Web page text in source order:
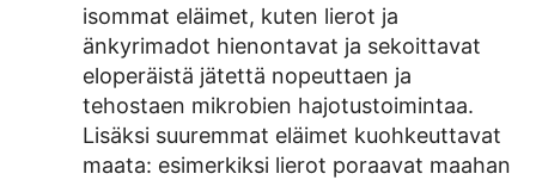
isommat eläimet, kuten lierot ja
änkyrimadot hienontavat ja sekoittavat
eloperäistä jätettä nopeuttaen ja
tehostaen mikrobien hajotustoimintaa.
Lisäksi suuremmat eläimet kuohkeuttavat
maata: esimerkiksi lierot poraavat maahan